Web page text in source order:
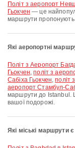
політ з аеропорт Невшехір в Міжнародний аеропорт Стамбул-Сабіха
Гьокчен — це
маршрути пропонують
Які аеропортні
політ з Аеропорт Багдад в Міжнародний аеропорт Стамбул-Сабіха
Гьокчен,політ з
Сабіха Гьокчен,політ
аеропорт Стамбул-
маршрути до Istanbul.
вашої подорожі.
Які міські маршрути